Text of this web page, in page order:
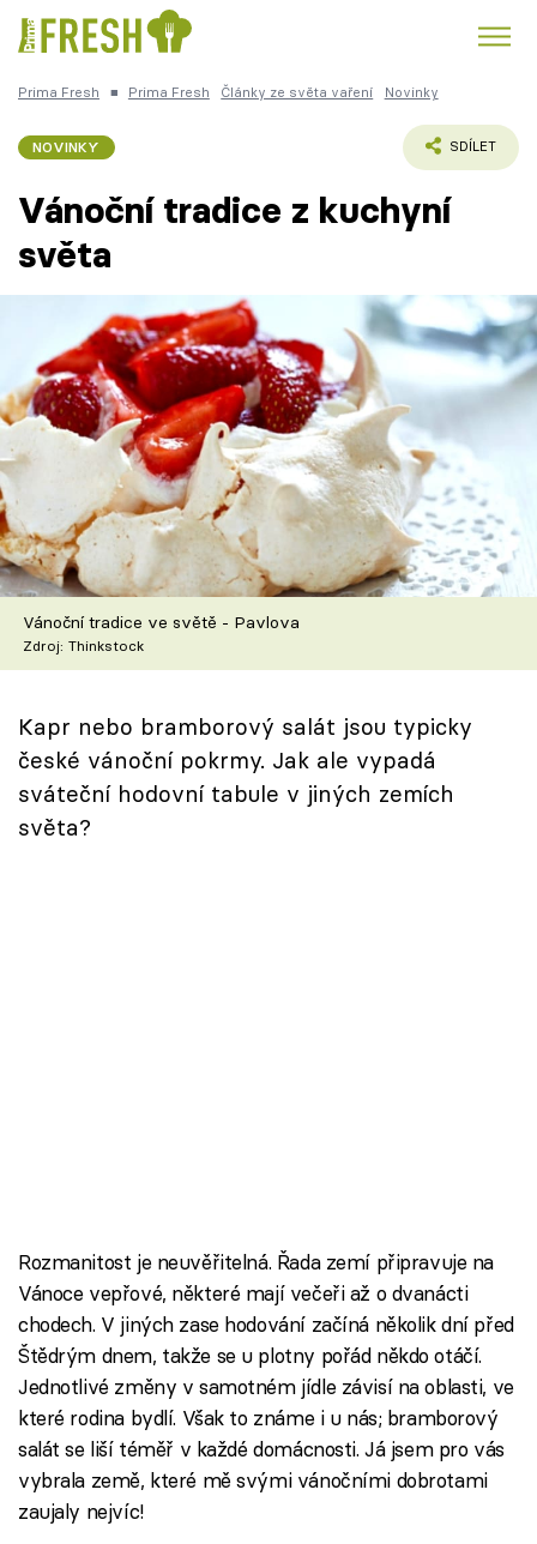
Česká kuchyně
Témata
Recepty
Články
TV Program
Škola vaření
Recepty z TV
Speciál: Cuketa
Těhotnej kuchař
Sledujte prima+
Prima Fresh ■ Prima Fresh Články ze světa vaření Novinky
NOVINKY SDÍLET
Vánoční tradice z kuchyní
světa
Vánoční tradice ve světě - Pavlova
Zdroj: Thinkstock
Kapr nebo bramborový salát jsou typicky
české vánoční pokrmy. Jak ale vypadá
sváteční hodovní tabule v jiných zemích
světa?
Rozmanitost je neuvěřitelná. Řada zemí připravuje na
Vánoce vepřové, některé mají večeři až o dvanácti
chodech. V jiných zase hodování začíná několik dní před
Štědrým dnem, takže se u plotny pořád někdo otáčí.
Jednotlivé změny v samotném jídle závisí na oblasti, ve
které rodina bydlí. Však to známe i u nás; bramborový
salát se liší téměř v každé domácnosti. Já jsem pro vás
vybrala země, které mě svými vánočními dobrotami
zaujaly nejvíc!